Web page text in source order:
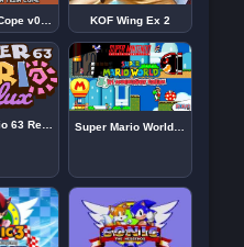
Pokemon Cope v0.9.5 KOF Wing Ex 2
Super Mario 63 Redux online